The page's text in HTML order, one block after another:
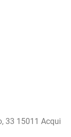
33 15011 Acqui